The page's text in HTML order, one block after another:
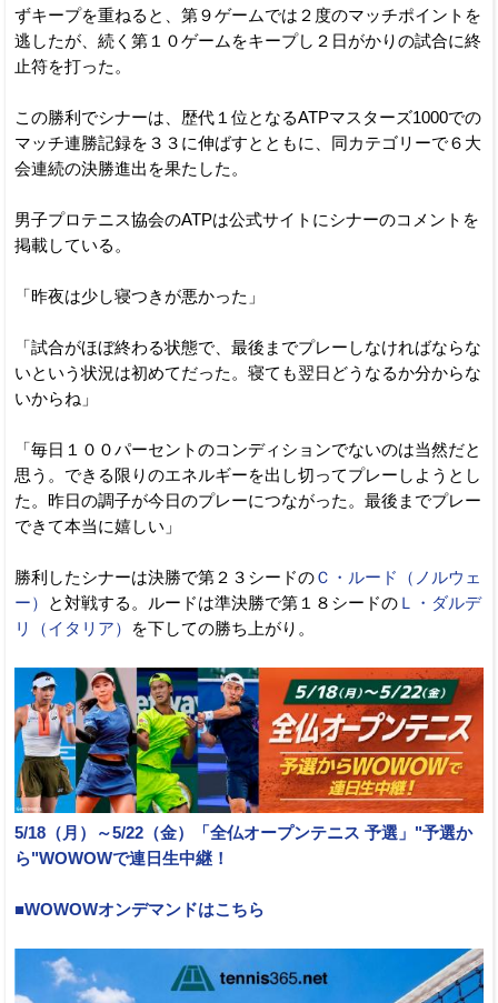
ずキープを重ねると、第９ゲームでは２度のマッチポイントを
逃したが、続く第１０ゲームをキープし２日がかりの試合に終
止符を打った。
この勝利でシナーは、歴代１位となるATPマスターズ1000での
マッチ連勝記録を３３に伸ばすとともに、同カテゴリーで６大
会連続の決勝進出を果たした。
男子プロテニス協会のATPは公式サイトにシナーのコメントを
掲載している。
「昨夜は少し寝つきが悪かった」
「試合がほぼ終わる状態で、最後までプレーしなければならな
いという状況は初めてだった。寝ても翌日どうなるか分からな
いからね」
「毎日１００パーセントのコンディションでないのは当然だと
思う。できる限りのエネルギーを出し切ってプレーしようとし
た。昨日の調子が今日のプレーにつながった。最後までプレー
できて本当に嬉しい」
勝利したシナーは決勝で第２３シードのＣ・ルード（ノルウェ
ー）
と対戦する。ルードは準決勝で第１８シードの Ｌ・ダルデ
リ（イタリア）
を下しての勝ち上がり。
5/18（月）～5/22（金）「全仏オープンテニス 予選」"予選か
ら"WOWOWで連日生中継！
■WOWOWオンデマンドはこちら